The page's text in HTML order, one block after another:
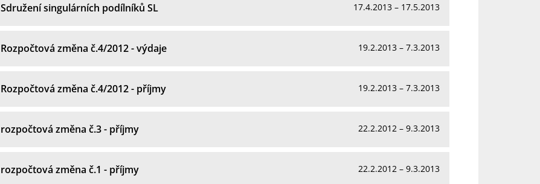
Sdružení singulárních podílníků SL 17.4.2013 – 17.5.2013
Rozpočtová změna č.4/2012 - výdaje 19.2.2013 – 7.3.2013
Rozpočtová změna č.4/2012 - příjmy 19.2.2013 – 7.3.2013
rozpočtová změna č.3 - příjmy 22.2.2012 – 9.3.2013
rozpočtová změna č.1 - příjmy 22.2.2012 – 9.3.2013